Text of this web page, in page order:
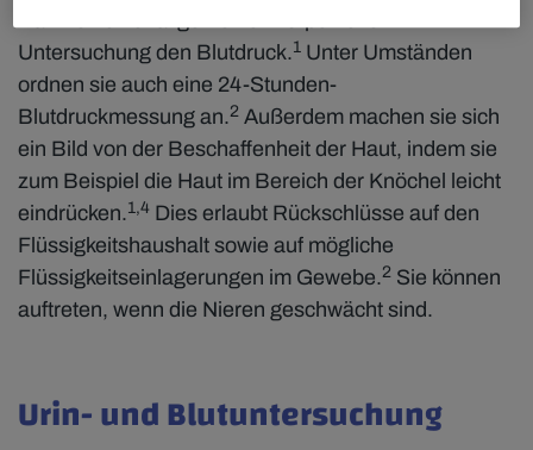
Untersuchung den Blutdruck.1 Unter Umständen
ordnen sie auch eine 24-Stunden-
Blutdruckmessung an.2 Außerdem machen sie sich
ein Bild von der Beschaffenheit der Haut, indem sie
zum Beispiel die Haut im Bereich der Knöchel leicht
eindrücken.1,4 Dies erlaubt Rückschlüsse auf den
Flüssigkeitshaushalt sowie auf mögliche
Flüssigkeitseinlagerungen im Gewebe.2 Sie können
auftreten, wenn die Nieren geschwächt sind.
Urin- und Blutuntersuchung